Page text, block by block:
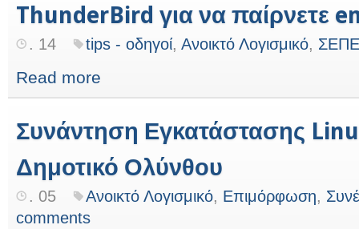
ThunderBird για να παίρνετε
. 14 tips - οδηγοί, Ανοικτό Λογισμικό,
Read more
Συνάντηση Εγκατάστασης
Δημοτικό Ολύνθου
. 05 Ανοικτό Λογισμικό, Επιμόρφωση,
comments